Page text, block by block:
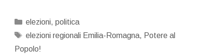
Categorie
elezioni, politica
Tag
elezioni regionali Emilia-Romagna, Potere al
Popolo!